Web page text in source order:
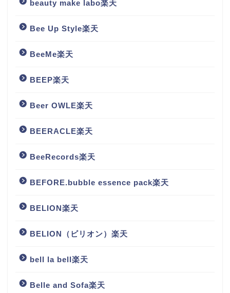
beauty make labo楽天
Bee Up Style楽天
BeeMe楽天
BEEP楽天
Beer OWLE楽天
BEERACLE楽天
BeeRecords楽天
BEFORE.bubble essence pack楽天
BELION楽天
BELION（ビリオン）楽天
bell la bell楽天
Belle and Sofa楽天